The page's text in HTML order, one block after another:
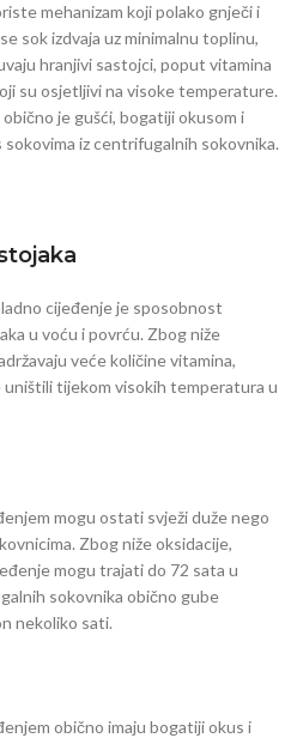
mehanizam koji polako gnječi i
sok izdvaja uz minimalnu toplinu,
hranjivi sastojci, poput vitamina
su osjetljivi na visoke temperature.
je gušći, bogatiji okusom i
iz centrifugalnih sokovnika.
cijeđenje je sposobnost
u voću i povrću. Zbog niže
veće količine vitamina,
uništili tijekom visokih temperatura u
mogu ostati svježi duže nego
Zbog niže oksidacije,
mogu trajati do 72 sata u
sokovnika obično gube
nekoliko sati.
obično imaju bogatiji okus i